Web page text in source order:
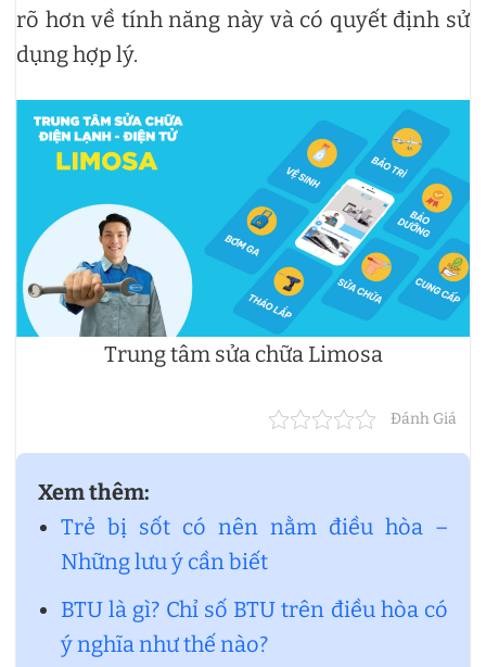
rõ hơn về tính năng này và có quyết định sử
dụng hợp lý.
Trung tâm sửa chữa Limosa
Đánh Giá
Xem thêm:
Trẻ bị sốt có nên nằm điều hòa –
Những lưu ý cần biết
BTU là gì? Chỉ số BTU trên điều hòa có
ý nghĩa như thế nào?